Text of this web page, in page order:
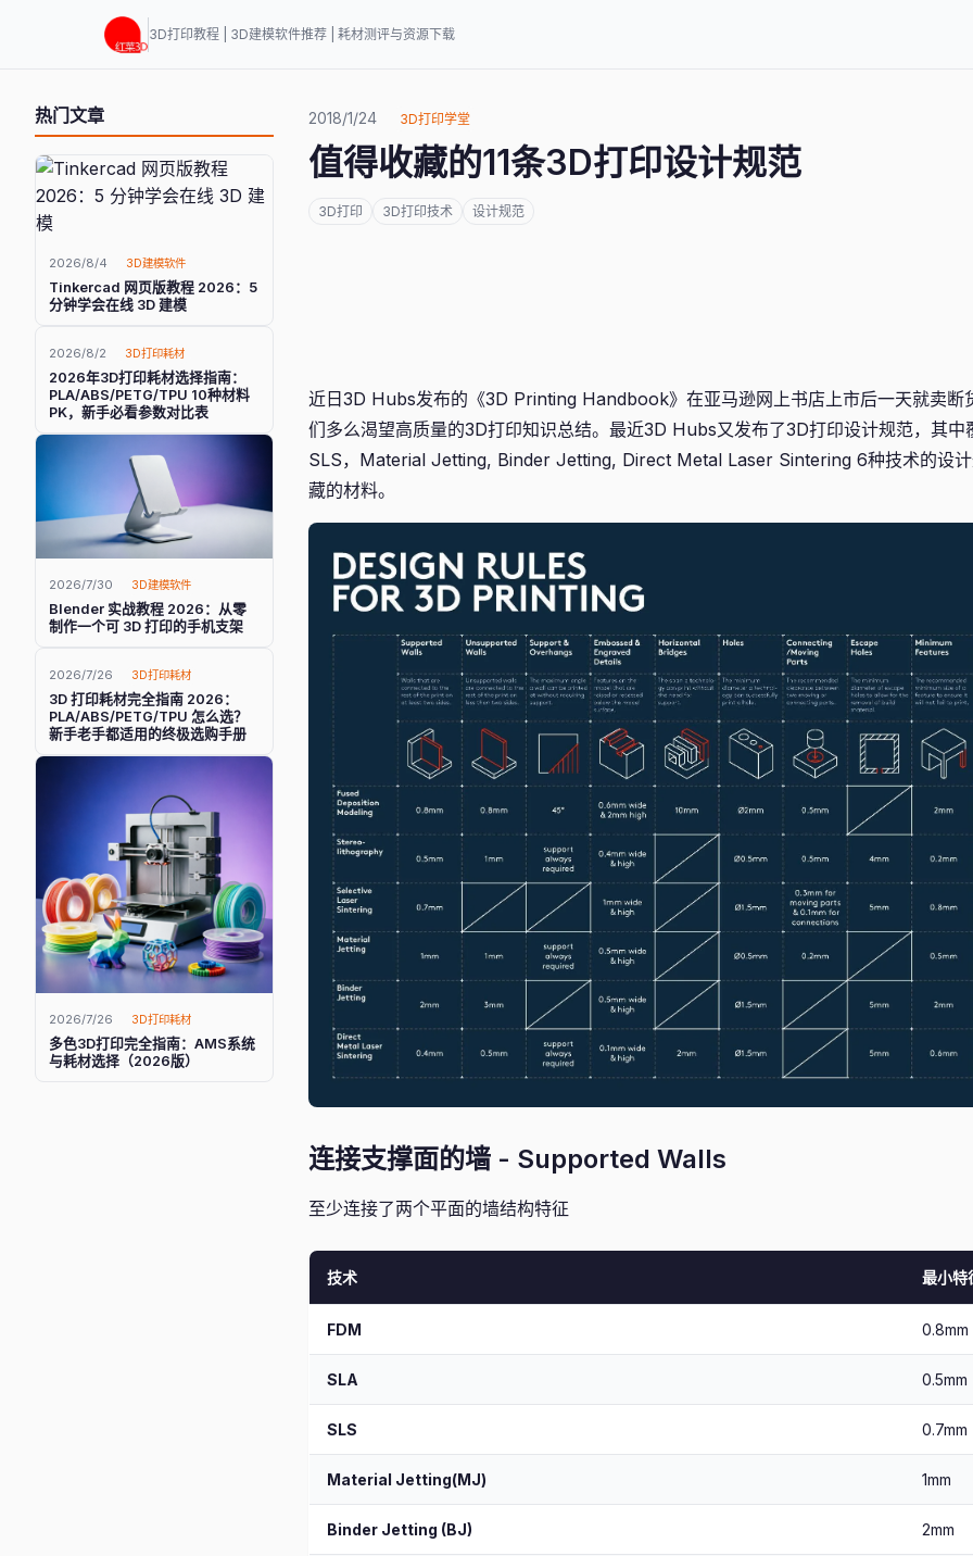
3D打印教程 | 3D建模软件推荐 | 耗材测评与资源下载
热门文章
2026/8/4 3D建模软件
Tinkercad 网页版教程 2026：5
分钟学会在线 3D 建模
2026/8/2 3D打印耗材
2026年3D打印耗材选择指南：
PLA/ABS/PETG/TPU 10种材料
PK，新手必看参数对比表
2026/7/30 3D建模软件
Blender 实战教程 2026：从零
制作一个可 3D 打印的手机支架
2026/7/26 3D打印耗材
3D 打印耗材完全指南 2026：
PLA/ABS/PETG/TPU 怎么选？
新手老手都适用的终极选购手册
2026/7/26 3D打印耗材
多色3D打印完全指南：AMS系统
与耗材选择（2026版）
2018/1/24 3D打印学堂
值得收藏的11条3D打印设计规范
3D打印 3D打印技术 设计规范
近日3D Hubs发布的《3D Printing Handbook》在亚马逊网上书店上市后一天就卖断
们多么渴望高质量的3D打印知识总结。最近3D Hubs又发布了3D打印设计规范，其
SLS，Material Jetting, Binder Jetting, Direct Metal Laser Sintering 6种技术的设计
藏的材料。
连接支撑面的墙 - Supported Walls
至少连接了两个平面的墙结构特征
技术 最小特
FDM 0.8mm
SLA 0.5mm
SLS 0.7mm
Material Jetting(MJ) 1mm
Binder Jetting (BJ) 2mm